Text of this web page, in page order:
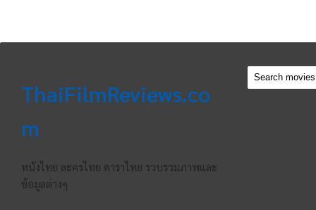
ThaiFilmReviews.co
m
หนังไทย ละครไทย ดาราไทย รวบรวมภาพและ
ข้อมูลต่างๆ